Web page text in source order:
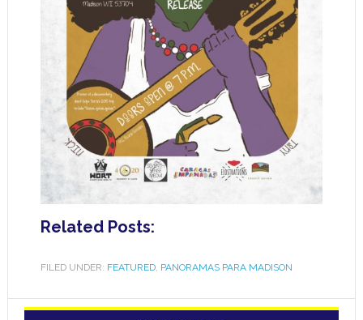
Related Posts:
FILED UNDER: FEATURED, PANORAMAS PARA MADISON